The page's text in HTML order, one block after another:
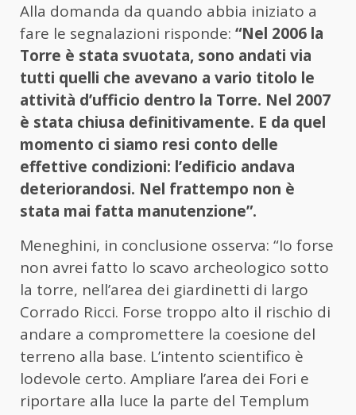
Alla domanda da quando abbia iniziato a
fare le segnalazioni risponde: “Nel 2006 la
Torre è stata svuotata, sono andati via
tutti quelli che avevano a vario titolo le
attività d’ufficio dentro la Torre. Nel 2007
è stata chiusa definitivamente. E da quel
momento ci siamo resi conto delle
effettive condizioni: l’edificio andava
deteriorandosi. Nel frattempo non è
stata mai fatta manutenzione”.
Meneghini, in conclusione osserva: “Io forse
non avrei fatto lo scavo archeologico sotto
la torre, nell’area dei giardinetti di largo
Corrado Ricci. Forse troppo alto il rischio di
andare a compromettere la coesione del
terreno alla base. L’intento scientifico è
lodevole certo. Ampliare l’area dei Fori e
riportare alla luce la parte del Templum